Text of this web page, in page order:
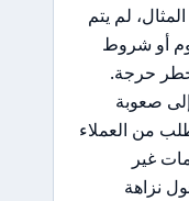
لم يتم
أو شروط
خطر حرجة.
إلى صعوبة
من العملاء
غير
نزاهة